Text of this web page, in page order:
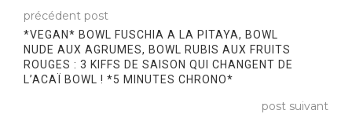
précédent post
*VEGAN* BOWL FUSCHIA A LA PITAYA, BOWL
NUDE AUX AGRUMES, BOWL RUBIS AUX FRUITS
ROUGES : 3 KIFFS DE SAISON QUI CHANGENT DE
L’ACAÏ BOWL ! *5 MINUTES CHRONO*
post suivant